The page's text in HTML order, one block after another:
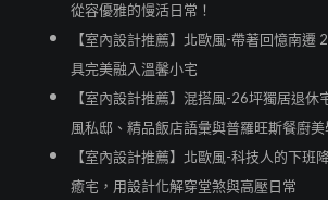
從容優雅的慢活日常！
【室內設計推薦】北歐風-帶著回憶南遷
具完美融入溫馨小宅
【室內設計推薦】混搭風-26坪獨居退休
風私邸、精品飯店語彙與普羅旺斯餐廚美
【室內設計推薦】北歐風-科技人的下班
癒宅，用設計化解穿堂煞與高壓日常